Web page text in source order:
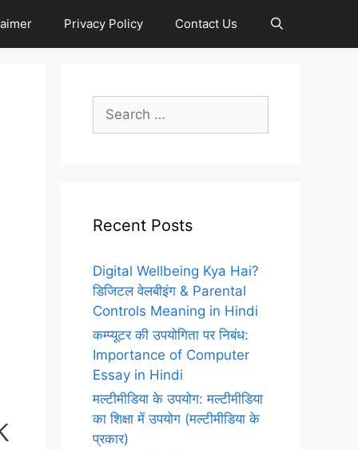
Privacy Policy Contact Us
Search
for:
Recent Posts
Digital Wellbeing Kya Hai?
डिजिटल वेलबीइंग & Parental
Controls Meaning in Hindi
कम्प्यूटर की उपयोगिता पर निबंध:
Importance of Computer
Essay in Hindi
मल्टीमीडिया के उपयोग: मल्टीमीडिया
का शिक्षा में उपयोग (मल्टीमीडिया के
प्रकार)